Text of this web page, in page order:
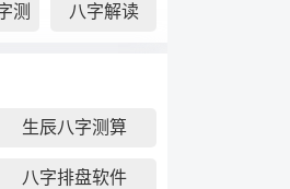
测 八字解读
生辰八字测算
八字排盘软件